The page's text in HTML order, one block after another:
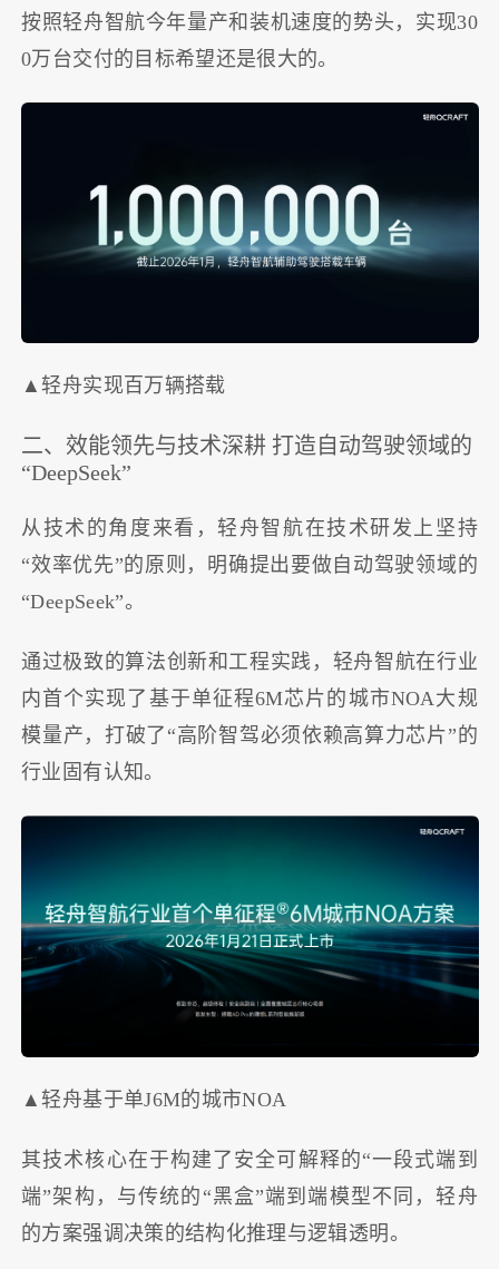
按照轻舟智航今年量产和装机速度的势头，实现30
0万台交付的目标希望还是很大的。
▲轻舟实现百万辆搭载
二、效能领先与技术深耕 打造自动驾驶领域的
“DeepSeek”
从技术的角度来看，轻舟智航在技术研发上坚持
“效率优先”的原则，明确提出要做自动驾驶领域的
“DeepSeek”。
通过极致的算法创新和工程实践，轻舟智航在行业
内首个实现了基于单征程6M芯片的城市NOA大规
模量产，打破了“高阶智驾必须依赖高算力芯片”的
行业固有认知。
▲轻舟基于单J6M的城市NOA
其技术核心在于构建了安全可解释的“一段式端到
端”架构，与传统的“黑盒”端到端模型不同，轻舟
的方案强调决策的结构化推理与逻辑透明。